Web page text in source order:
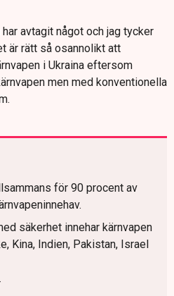
avtagit något och jag tycker
är rätt så osannolikt att
i Ukraina eftersom
men med konventionella
för 90 procent av
säkerhet innehar kärnvapen
Kina, Indien, Pakistan, Israel